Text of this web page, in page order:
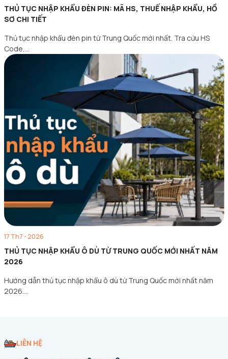
THỦ TỤC NHẬP KHẨU ĐÈN PIN: MÃ HS, THUẾ NHẬP KHẨU, HỒ
SƠ CHI TIẾT
Thủ tục nhập khẩu đèn pin từ Trung Quốc mới nhất. Tra cứu HS
Code,…
17 Th7 - 2026
THỦ TỤC NHẬP KHẨU Ô DÙ TỪ TRUNG QUỐC MỚI NHẤT NĂM
2026
Hướng dẫn thủ tục nhập khẩu ô dù từ Trung Quốc mới nhất năm
2026.…
LIÊN HỆ